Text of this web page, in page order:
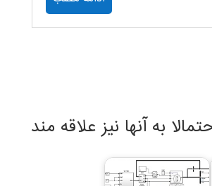
به آنها نیز علاقه مند